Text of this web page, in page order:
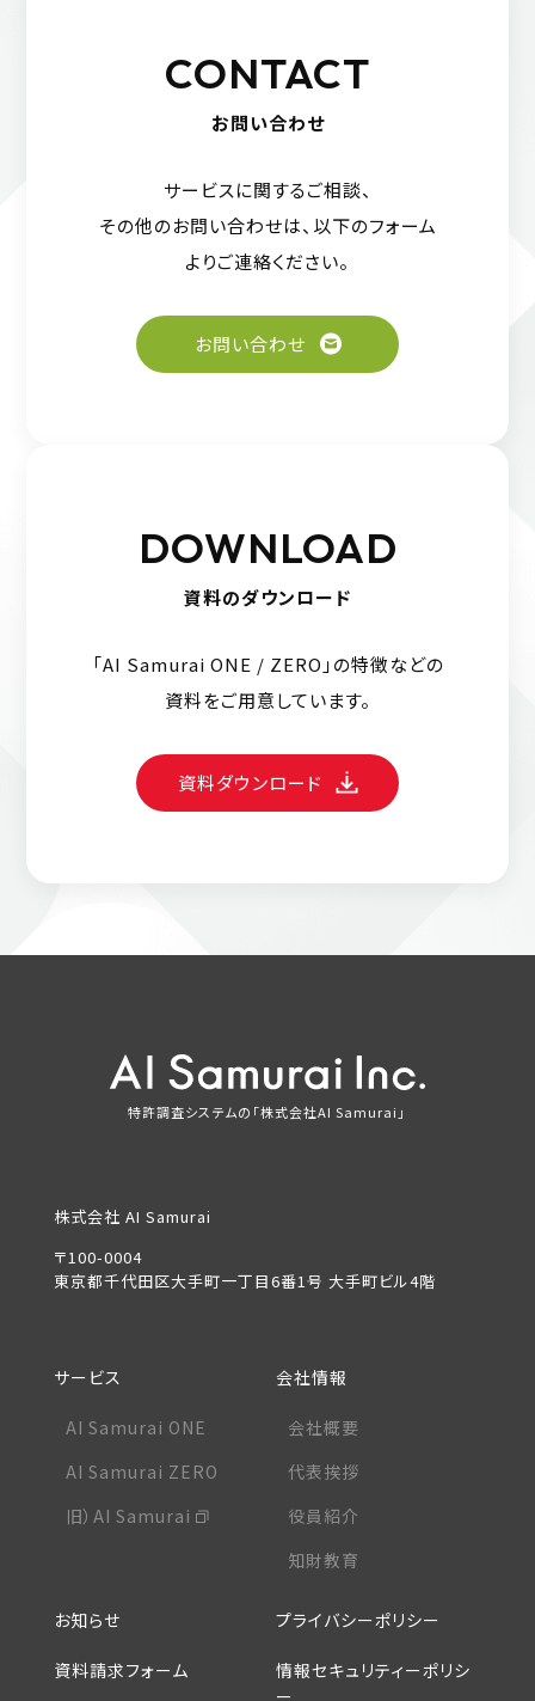
CONTACT
お問い合わせ
サービスに関するご相談、
その他のお問い合わせは、 以下のフォーム
よりご連絡ください。
お問い合わせ
DOWNLOAD
資料のダウンロード
「AI Samurai ONE / ZERO」の特徴などの
資料をご用意しています。
資料ダウンロード
特許調査システムの「株式会社AI Samurai」
株式会社 AI Samurai
〒100-0004
東京都千代田区大手町一丁目6番1号 大手町ビル4階
サービス
AI Samurai ONE
AI Samurai ZERO
旧）AI Samurai
会社情報
会社概要
代表挨拶
役員紹介
知財教育
お知らせ
資料請求フォーム
プライバシーポリシー
情報セキュリティーポリシ
ー